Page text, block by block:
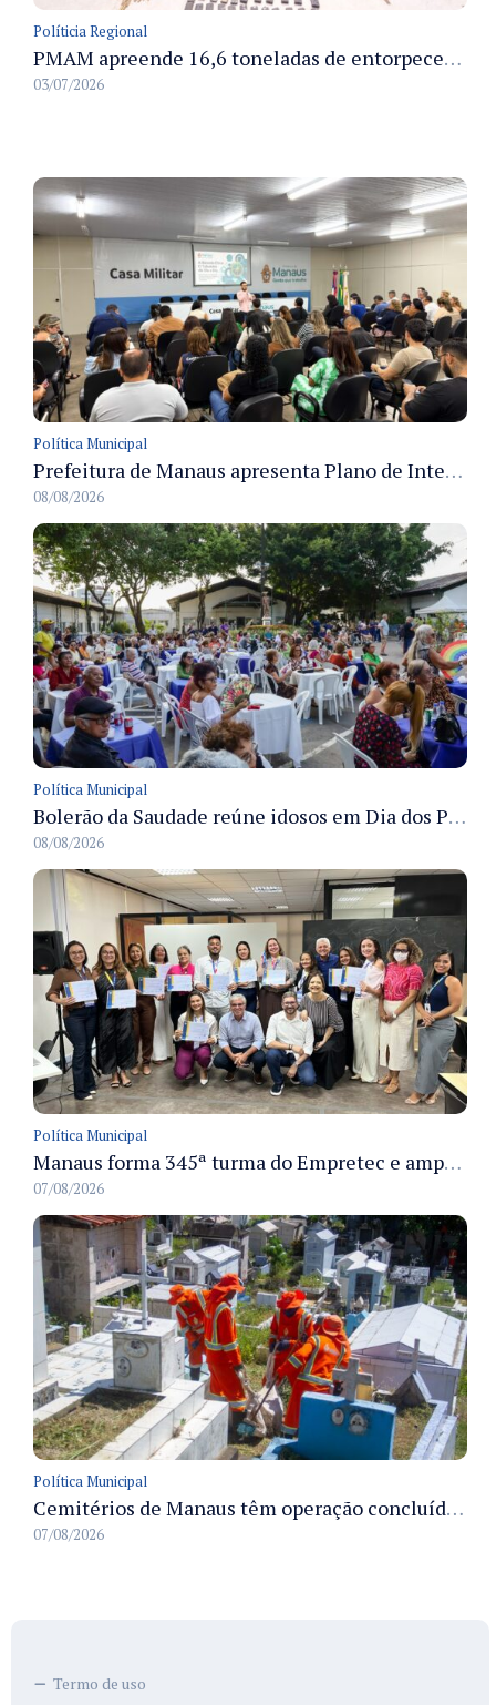
Políticia Regional
PMAM apreende 16,6 toneladas de entorpecentes e registra aumento nas prisões em flagrante e nas capturas de foragidos no primeiro semestre de 2026
03/07/2026
Política Municipal
Prefeitura de Manaus apresenta Plano de Integridade da CGM e qualifica servidores para governança e conformidade no biênio 2027-2028
08/08/2026
Política Municipal
Bolerão da Saudade reúne idosos em Dia dos Pais promovido pela Fundação Dr. Thomas em Manaus
08/08/2026
Política Municipal
Manaus forma 345ª turma do Empretec e amplia qualificação de empreendedores na cidade
07/08/2026
Política Municipal
Cemitérios de Manaus têm operação concluída e estrutura pronta para receber famílias no Dia dos Pais
07/08/2026
Termo de uso